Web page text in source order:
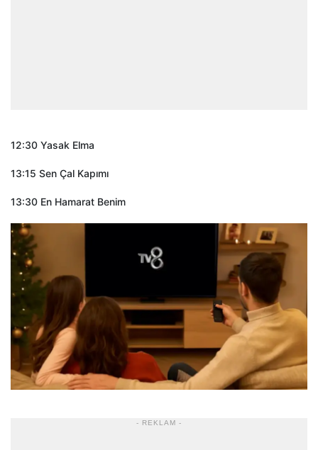
12:30 Yasak Elma
13:15 Sen Çal Kapımı
13:30 En Hamarat Benim
- REKLAM -